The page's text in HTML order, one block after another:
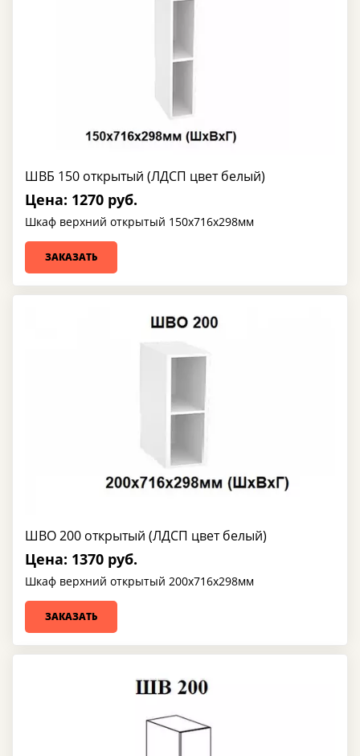
ШВБ 150 открытый (ЛДСП цвет белый)
Цена: 1270 руб.
Шкаф верхний открытый 150х716х298мм
ЗАКАЗАТЬ
ШВО 200 открытый (ЛДСП цвет белый)
Цена: 1370 руб.
Шкаф верхний открытый 200х716х298мм
ЗАКАЗАТЬ